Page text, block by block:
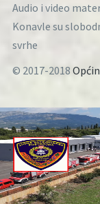
Audio i video
Konavle su
svrhe
© 2017-2018